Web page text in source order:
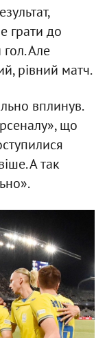
грати до
гол. Але
рівний матч.
вплинув.
що
А так